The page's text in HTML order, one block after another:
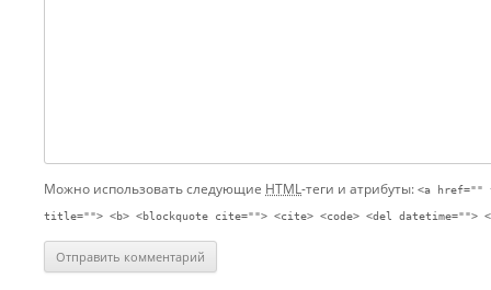
Можно использовать следующие HTML-теги и атрибуты: <a href=""
title=""> <b> <blockquote cite=""> <cite> <code> <del datetime="">